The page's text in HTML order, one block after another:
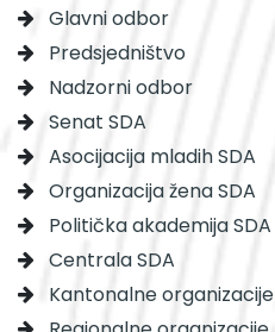
Glavni odbor
Predsjedništvo
Nadzorni odbor
Senat SDA
Asocijacija mladih SDA
Organizacija žena SDA
Politička akademija SDA
Centrala SDA
Kantonalne organizacije